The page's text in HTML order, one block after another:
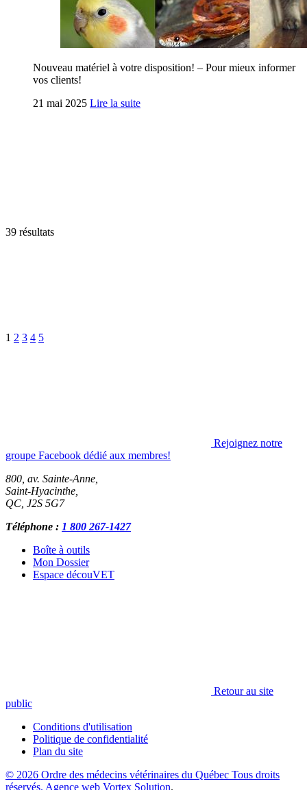
Nouveau matériel à votre disposition! – Pour mieux informer
vos clients!
21 mai 2025 Lire la suite
39 résultats
1 2 3 4 5
Rejoignez notre
groupe Facebook dédié aux membres!
800, av. Sainte-Anne,
Saint-Hyacinthe
QC J2S 5G7
Téléphone : 1 800 267-1427
Boîte à outils
Mon Dossier
Espace découVET
Retour au site
public
Conditions d'utilisation
Politique de confidentialité
Plan du site
© 2026 Ordre des médecins vétérinaires du Québec Tous droits
réservés. Agence web Vortex Solution.